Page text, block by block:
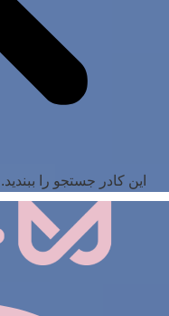
این کادر جستجو را ببندید.